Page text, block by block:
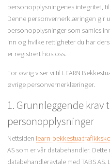
personopplysningenes integritet,
Denne personvernerklæringen gir
personopplysninger som samles
inn og hvilke rettigheter du har
er registrert hos oss.
For øvrig viser vi til LEARN
øvrige personvernerklæringer.
1. Grunnleggende
personopplysninger
Nettsiden learn-
AS som er vår databehandler.
databehandleravtale med TABS AS.